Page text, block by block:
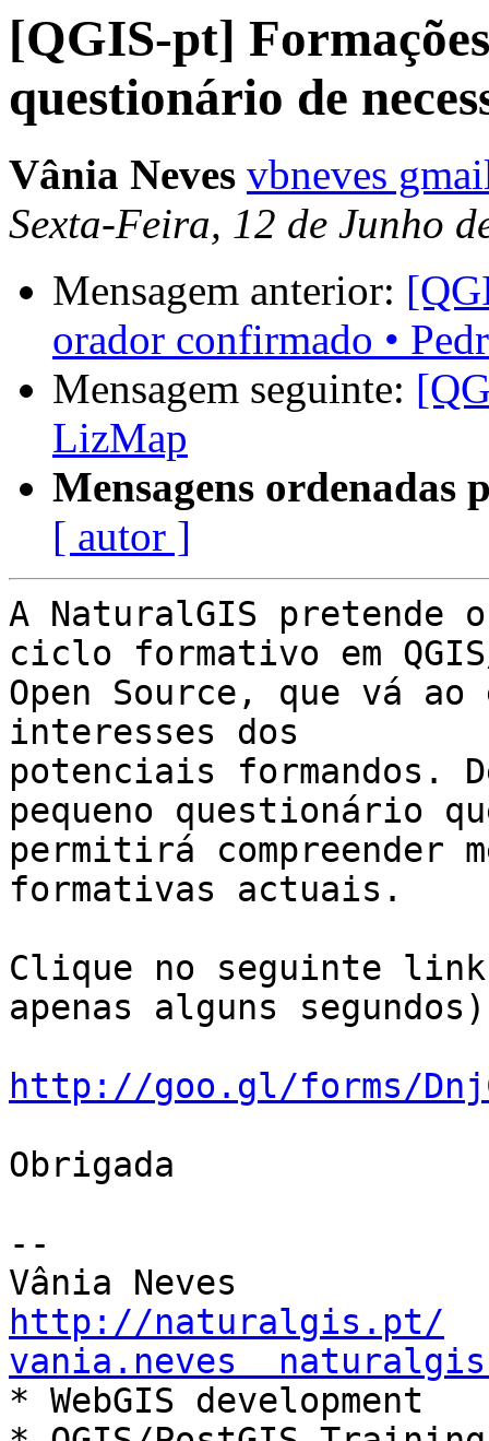
[QGIS-pt]
questionário de
Vânia Neves vbneves
Sexta-Feira, 12 de Junho
Mensagem anterior:
orador confirmado •
Mensagem seguinte:
LizMap
Mensagens ordenadas
[ autor ]
A NaturalGIS pretende
ciclo formativo em
Open Source, que vá
interesses dos
potenciais formandos.
pequeno questionário
permitirá compreender
formativas actuais.
Clique no seguinte link
apenas alguns
http://goo.gl/forms/
Obrigada
--
http://naturalgis.pt/
vania.neves
* WebGIS development